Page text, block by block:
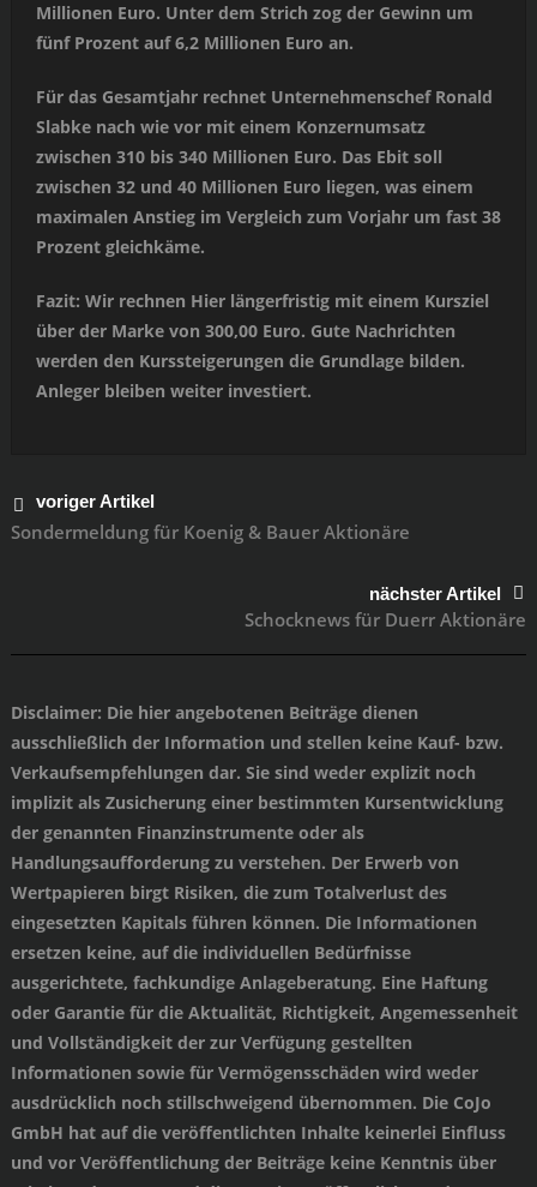
Millionen Euro. Unter dem Strich zog der Gewinn um
fünf Prozent auf 6,2 Millionen Euro an.
Für das Gesamtjahr rechnet Unternehmenschef Ronald
Slabke nach wie vor mit einem Konzernumsatz
zwischen 310 bis 340 Millionen Euro. Das Ebit soll
zwischen 32 und 40 Millionen Euro liegen, was einem
maximalen Anstieg im Vergleich zum Vorjahr um fast 38
Prozent gleichkäme.
Fazit: Wir rechnen Hier längerfristig mit einem Kursziel
über der Marke von 300,00 Euro. Gute Nachrichten
werden den Kurssteigerungen die Grundlage bilden.
Anleger bleiben weiter investiert.
voriger Artikel
Sondermeldung für Koenig & Bauer Aktionäre
nächster Artikel
Schocknews für Duerr Aktionäre
Disclaimer: Die hier angebotenen Beiträge dienen
ausschließlich der Information und stellen keine Kauf- bzw.
Verkaufsempfehlungen dar. Sie sind weder explizit noch
implizit als Zusicherung einer bestimmten Kursentwicklung
der genannten Finanzinstrumente oder als
Handlungsaufforderung zu verstehen. Der Erwerb von
Wertpapieren birgt Risiken, die zum Totalverlust des
eingesetzten Kapitals führen können. Die Informationen
ersetzen keine, auf die individuellen Bedürfnisse
ausgerichtete, fachkundige Anlageberatung. Eine Haftung
oder Garantie für die Aktualität, Richtigkeit, Angemessenheit
und Vollständigkeit der zur Verfügung gestellten
Informationen sowie für Vermögensschäden wird weder
ausdrücklich noch stillschweigend übernommen. Die CoJo
GmbH hat auf die veröffentlichten Inhalte keinerlei Einfluss
und vor Veröffentlichung der Beiträge keine Kenntnis über